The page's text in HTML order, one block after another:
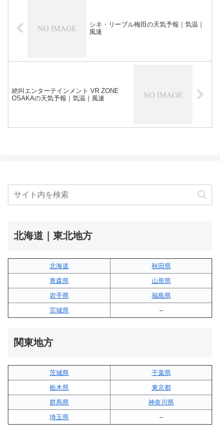
シネ・リーブル梅田の天気予報｜気温｜
風速
絶叫エンターテインメント VR ZONE
OSAKAの天気予報｜気温｜風速
北海道｜東北地方
北海道
秋田県
青森県
山形県
岩手県
福島県
宮城県
–
関東地方
茨城県
千葉県
栃木県
東京都
群馬県
神奈川県
埼玉県
–